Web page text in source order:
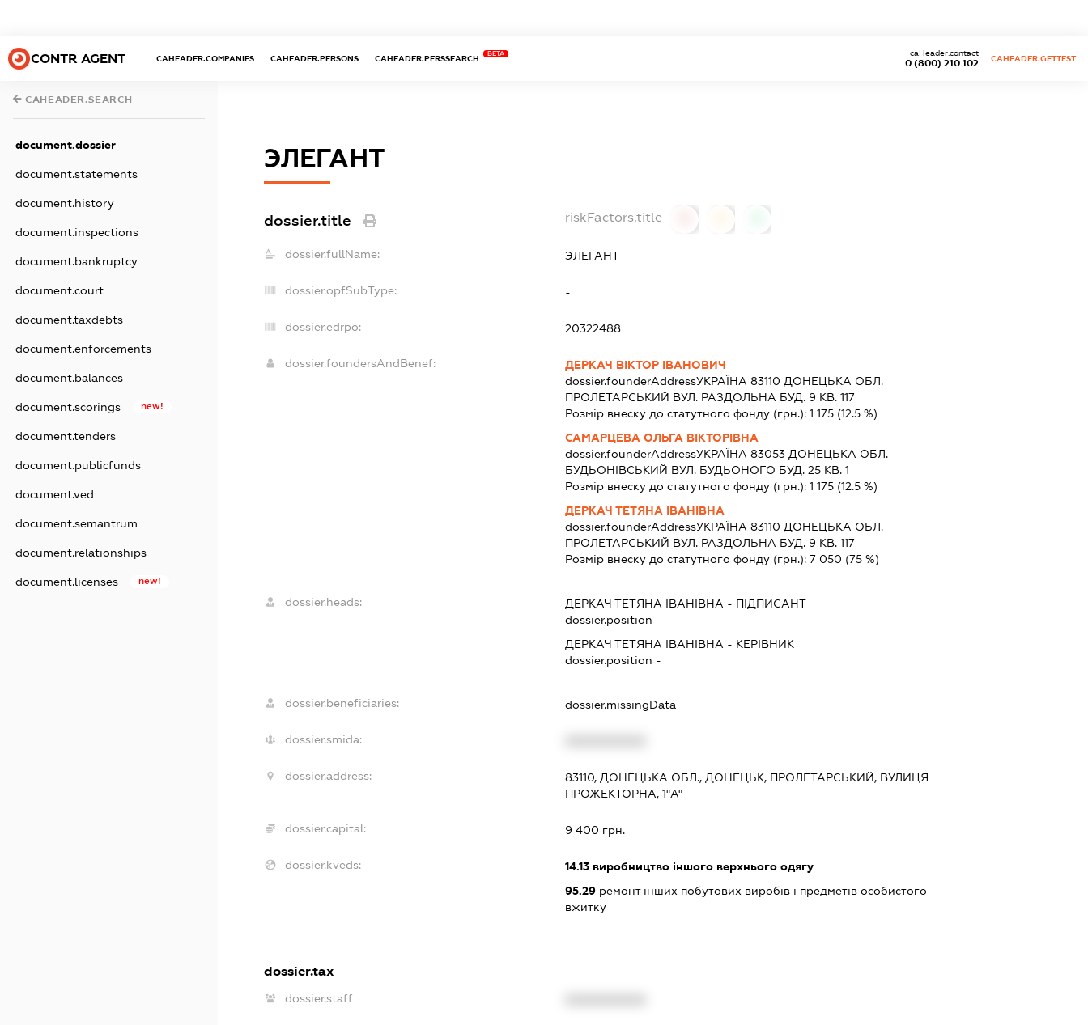
CONTR AGENT CAHEADER.COMPANIES CAHEADER.PERSONS CAHEADER.PERSSEARCH
BETA
0 (800) 210 102
caHeader.contact
CAHEADER.GETTEST
CAHEADER.SEARCH
document.dossier
document.statements
document.history
document.inspections
document.bankruptcy
document.court
document.taxdebts
document.enforcements
document.balances
document.scorings new!
document.tenders
document.publicfunds
document.ved
document.semantrum
document.relationships
document.licenses new!
ЭЛЕГАНТ
dossier.title riskFactors.title
dossier.fullName: ЭЛЕГАНТ
dossier.opfSubType: -
dossier.edrpo: 20322488
dossier.foundersAndBenef:
ДЕРКАЧ ВІКТОР ІВАНОВИЧ
dossier.founderAddressУКРАЇНА 83110 ДОНЕЦЬКА ОБЛ.
ПРОЛЕТАРСЬКИЙ ВУЛ. РАЗДОЛЬНА БУД. 9 КВ. 117
Розмір внеску до статутного фонду (грн.): 1 175(12.5 %)
САМАРЦЕВА ОЛЬГА ВІКТОРІВНА
dossier.founderAddressУКРАЇНА 83053 ДОНЕЦЬКА ОБЛ.
БУДЬОНIВСЬКИЙ ВУЛ. БУДЬОНОГО БУД. 25 КВ. 1
Розмір внеску до статутного фонду (грн.): 1 175(12.5 %)
ДЕРКАЧ ТЕТЯНА ІВАНІВНА
dossier.founderAddressУКРАЇНА 83110 ДОНЕЦЬКА ОБЛ.
ПРОЛЕТАРСЬКИЙ ВУЛ. РАЗДОЛЬНА БУД. 9 КВ. 117
Розмір внеску до статутного фонду (грн.): 7 050 (75 %)
dossier.heads: ДЕРКАЧ ТЕТЯНА ІВАНІВНА - ПІДПИСАНТ
dossier.position -
ДЕРКАЧ ТЕТЯНА ІВАНІВНА - КЕРІВНИК
dossier.position -
dossier.beneficiaries: dossier.missingData
dossier.smida:
dossier.address:
83110, ДОНЕЦЬКА ОБЛ., ДОНЕЦЬК, ПРОЛЕТАРСЬКИЙ, ВУЛИЦЯ
ПРОЖЕКТОРНА, 1"А"
dossier.capital: 9 400 грн.
dossier.kveds: 14.13виробництво іншого верхнього одягу
95.29ремонт інших побутових виробів і предметів особистого
вжитку
dossier.tax
dossier.staff